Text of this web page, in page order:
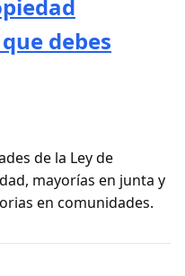
debes
de la Ley de
mayorías en junta y
en comunidades.